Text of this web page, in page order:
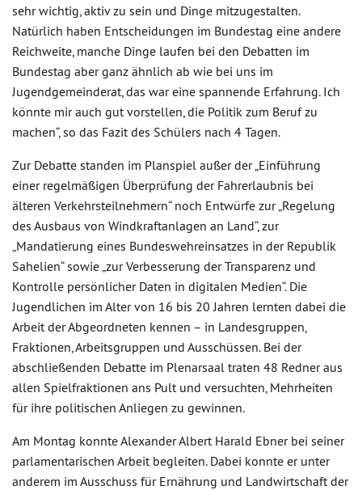
sehr wichtig, aktiv zu sein und Dinge mitzugestalten.
Natürlich haben Entscheidungen im Bundestag eine andere
Reichweite, manche Dinge laufen bei den Debatten im
Bundestag aber ganz ähnlich ab wie bei uns im
Jugendgemeinderat, das war eine spannende Erfahrung. Ich
könnte mir auch gut vorstellen, die Politik zum Beruf zu
machen“, so das Fazit des Schülers nach 4 Tagen.
Zur Debatte standen im Planspiel außer der „Einführung
einer regelmäßigen Überprüfung der Fahrerlaubnis bei
älteren Verkehrsteilnehmern“ noch Entwürfe zur „Regelung
des Ausbaus von Windkraftanlagen an Land“, zur
„Mandatierung eines Bundeswehreinsatzes in der Republik
Sahelien“ sowie „zur Verbesserung der Transparenz und
Kontrolle persönlicher Daten in digitalen Medien“. Die
Jugendlichen im Alter von 16 bis 20 Jahren lernten dabei die
Arbeit der Abgeordneten kennen – in Landesgruppen,
Fraktionen, Arbeitsgruppen und Ausschüssen. Bei der
abschließenden Debatte im Plenarsaal traten 48 Redner aus
allen Spielfraktionen ans Pult und versuchten, Mehrheiten
für ihre politischen Anliegen zu gewinnen.
Am Montag konnte Alexander Albert Harald Ebner bei seiner
parlamentarischen Arbeit begleiten. Dabei konnte er unter
anderem im Ausschuss für Ernährung und Landwirtschaft der